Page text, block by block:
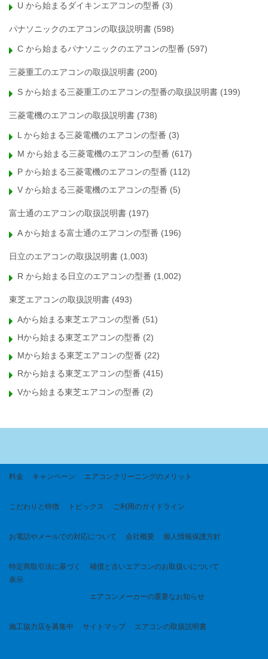
U から始まるダイキンエアコンの型番 (3)
パナソニックのエアコンの取扱説明書 (598)
C から始まるパナソニックのエアコンの型番 (597)
三菱重工のエアコンの取扱説明書 (200)
S から始まる三菱重工のエアコンの型番の取扱説明書 (199)
三菱電機のエアコンの取扱説明書 (738)
L から始まる三菱電機のエアコンの型番 (3)
M から始まる三菱電機のエアコンの型番 (617)
P から始まる三菱電機のエアコンの型番 (112)
V から始まる三菱電機のエアコンの型番 (5)
富士通のエアコンの取扱説明書 (197)
A から始まる富士通のエアコンの型番 (196)
日立のエアコンの取扱説明書 (1,003)
R から始まる日立のエアコンの型番 (1,002)
東芝エアコンの取扱説明書 (493)
Aから始まる東芝エアコンの型番 (51)
Hから始まる東芝エアコンの型番 (2)
Mから始まる東芝エアコンの型番 (22)
Rから始まる東芝エアコンの型番 (415)
Vから始まる東芝エアコンの型番 (2)
料金 キャンペーン エアコンクリーニングのメリット
こだわりと特徴 トピックス ご利用のガイドライン
お電話やメールでの対応について 会社概要 個人情報保護方針
特定商取引法に基づく
表示
補償と古いエアコンのお取扱いについて
エアコンメーカーの重要なお知らせ
施工協力店を募集中 サイトマップ エアコンの取扱説明書